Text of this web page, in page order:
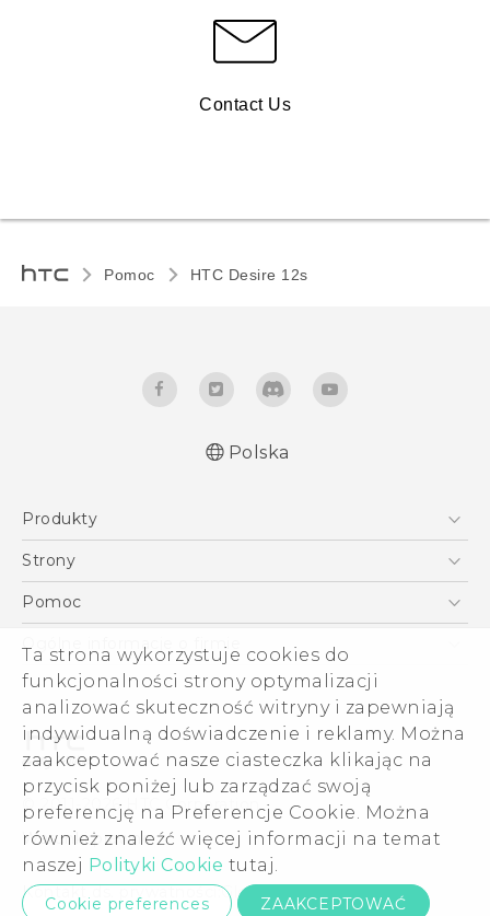
Ta strona wykorzystuje cookies do
funkcjonalności strony optymalizacji
analizować skuteczność witryny i zapewniają
indywidualną doświadczenie i reklamy. Można
zaakceptować nasze ciasteczka klikając na
przycisk poniżej lub zarządzać swoją
preferencję na Preferencje Cookie. Można
również znaleźć więcej informacji na temat
naszej Polityki Cookie tutaj.
Cookie preferences ZAAKCEPTOWAĆ
Contact Us
Pomoc HTC Desire 12s‎
Polish - Wytyczne dotyczące bezpieczeństwa i
English - User manual
English - Safety and regulatory guide
Polska
Produkty
Smartfony
VIVE
Akcesoria
Strony
HTC Vive
Pomoc
Pomoc E-commerce
Ogólne informacje o firmie
ESG
Informacje o firmie
Dla inwestorów (angielski)
Cookie Preferences
Kariera
Security and Privacy Whitepaper
© 2011-2026 HTC Corporation
Warunki prawne
Kontakt ds. prywatności:Global-Privacy@htc.com